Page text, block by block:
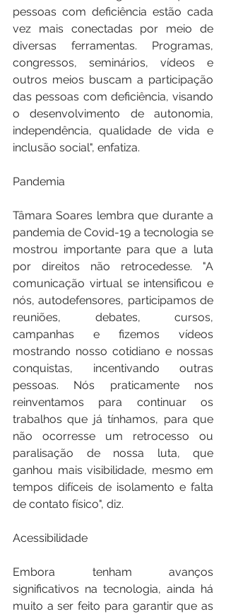
pessoas com deficiência estão cada
vez mais conectadas por meio de
diversas ferramentas. Programas,
congressos, seminários, vídeos e
outros meios buscam a participação
das pessoas com deficiência, visando
o desenvolvimento de autonomia,
independência, qualidade de vida e
inclusão social", enfatiza.
Pandemia
Tâmara Soares lembra que durante a
pandemia de Covid-19 a tecnologia se
mostrou importante para que a luta
por direitos não retrocedesse. "A
comunicação virtual se intensificou e
nós, autodefensores, participamos de
reuniões, debates, cursos,
campanhas e fizemos vídeos
mostrando nosso cotidiano e nossas
conquistas, incentivando outras
pessoas. Nós praticamente nos
reinventamos para continuar os
trabalhos que já tínhamos, para que
não ocorresse um retrocesso ou
paralisação de nossa luta, que
ganhou mais visibilidade, mesmo em
tempos difíceis de isolamento e falta
de contato físico", diz.
Acessibilidade
Embora tenham avanços
significativos na tecnologia, ainda há
muito a ser feito para garantir que as